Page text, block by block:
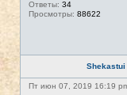
Ответы: 34
Просмотры: 88622
Shekastui
Пт июн 07, 2019 16:19